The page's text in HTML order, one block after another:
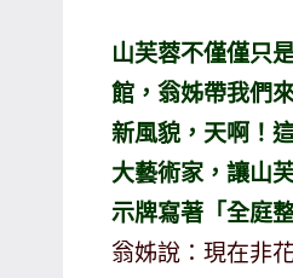
及
活
動
主
持、
學
校
山芙蓉不僅僅只
館，翁姊帶我們
新風貌，天啊！
大藝術家，讓山
示牌寫著「全庭
翁姊說：現在非